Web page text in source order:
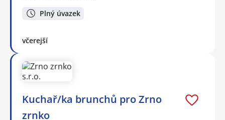
Plný úvazek
včerejší
Kuchař/ka brunchů pro Zrno
zrnko